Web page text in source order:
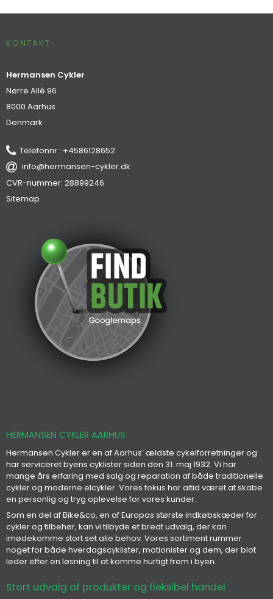
KONTAKT
Hermansen Cykler
Nørre Allé 96
8000 Aarhus
Denmark
Telefonnr.: +4586128652
info@hermansen-cykler.dk
CVR-nummer: 28899246
Sitemap
HERMANSEN CYKLER AARHUS
Hermansen Cykler er en af Aarhus’ ældste cykelforretninger og
har serviceret byens cyklister siden den 31. maj 1932. Vi har
mange års erfaring med salg og reparation af både traditionelle
cykler og moderne elcykler. Vores fokus har altid været at skabe
en personlig og tryg oplevelse for vores kunder.
Som en del af Bike&co, en af Europas største indkøbskæder for
cykler og tilbehør, kan vi tilbyde et bredt udvalg, der kan
imødekomme stort set alle behov. Vores sortiment rummer
noget for både hverdagscyklister, motionister og dem, der blot
leder efter en løsning til at komme hurtigt frem i byen.
Stort udvalg af produkter og fleksibel handel